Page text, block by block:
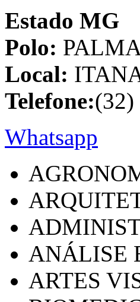
Estado MG
Polo:
Local:
Telefone:(32)
Whatsapp
ANÁLISE
ARTES